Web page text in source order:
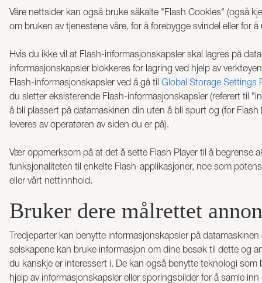
Våre nettsider kan også bruke såkalte "Flash Cookies" (også
om bruken av tjenestene våre, for å forebygge svindel eller for
Hvis du ikke vil at Flash-informasjonskapsler skal lagres på
informasjonskapsler blokkeres for lagring ved hjelp av
Flash-informasjonskapsler ved å gå til Global Storage Settings
du sletter eksisterende Flash-informasjonskapsler (referert til
å bli plassert på datamaskinen din uten å bli spurt og (for
leveres av operatøren av siden du er på).
Vær oppmerksom på at det å sette Flash Player til å begrense
funksjonaliteten til enkelte Flash-applikasjoner, noe som
eller vårt nettinnhold.
Bruker dere målrettet
Tredjeparter kan benytte informasjonskapsler på
selskapene kan bruke informasjon om dine besøk til dette og
du kanskje er interessert i. De kan også benytte teknologi
hjelp av informasjonskapsler eller sporingsbilder for å samle